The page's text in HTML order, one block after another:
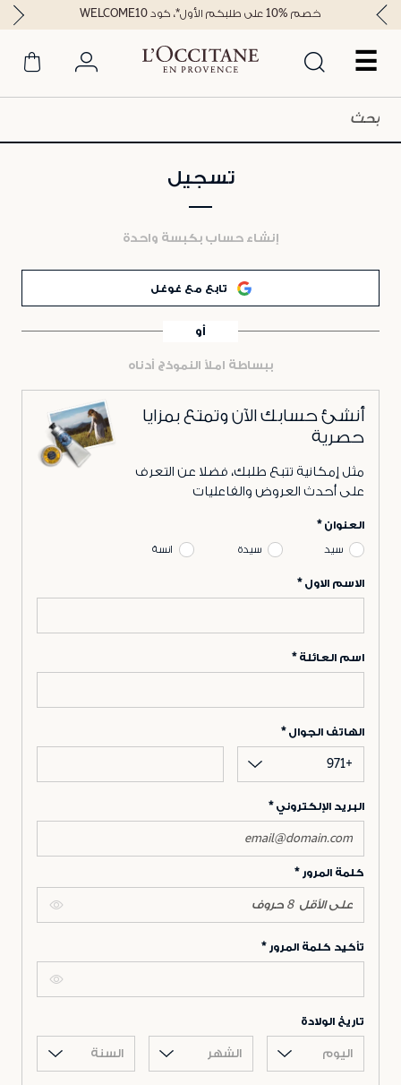
☰
خصم %10 على طلبكم الأول*، كود WELCOME10
تسجيل
إنشاء حساب بكبسة واحدة
تابع مع غوغل
أو
ببساطة املأ النموذج أدناه
أنشئ حسابك الآن وتمتع بمزايا
حصرية
مثل إمكانية تتبع طلبك، فضلا عن التعرف
على أحدث العروض والفاعليات
العنوان
سيد سيدة انسة
الاسم الاول
اسم العائلة
الهاتف الجوال
+971
البريد الإلكتروني
كلمة المرور
تأكيد كلمة المرور
تاريخ الولادة
اليوم الشهر السنة